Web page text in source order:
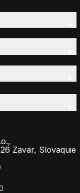
Zavar, Slovaquie